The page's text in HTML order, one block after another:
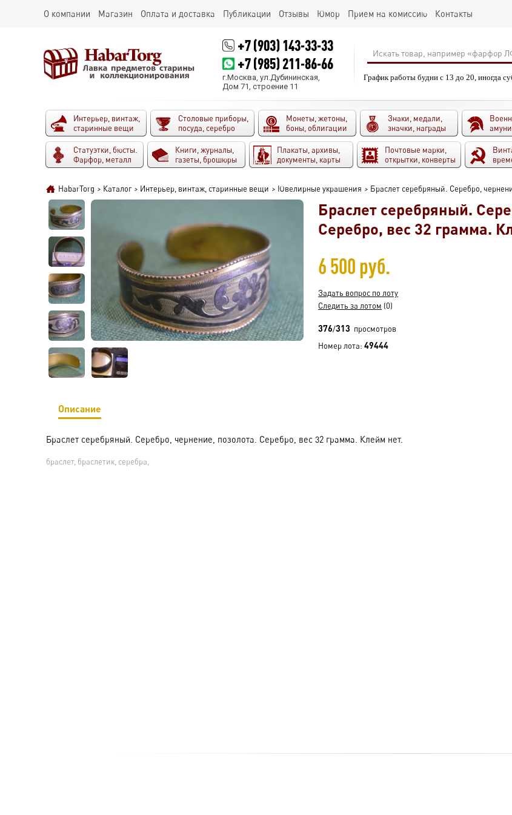
О компании Магазин Оплата и доставка Публикации Отзывы Юмор Прием на комиссию Контакты
+7 (903) 143-33-33
+7 (985) 211-86-66
г.Москва, ул.Дубининская,
Дом 71, строение 11
График работы будни с 13 до 20, иногда
Интерьер, винтаж,
старинные вещи
Столовые приборы,
посуда, серебро
Монеты, жетоны,
боны, облигации
Знаки, медали,
значки, награды
Статуэтки, бюсты.
Фарфор, металл
Книги, журналы,
газеты, брошюры
Плакаты, архивы,
документы, карты
Почтовые марки,
открытки, конверты
HabarTorg > Каталог > Интерьер, винтаж, старинные вещи > Ювелирные украшения > Браслет серебряный. Серебро,
Браслет серебряный.
Серебро, вес 32 грамма.
6 500 руб.
Задать вопрос по лоту
Следить за лотом (0)
376/313 просмотров
Номер лота:49444
Описание
Браслет серебряный. Серебро, чернение, позолота. Серебро, вес 32 грамма. Клейм нет.
браслет, браслетик, серебра,